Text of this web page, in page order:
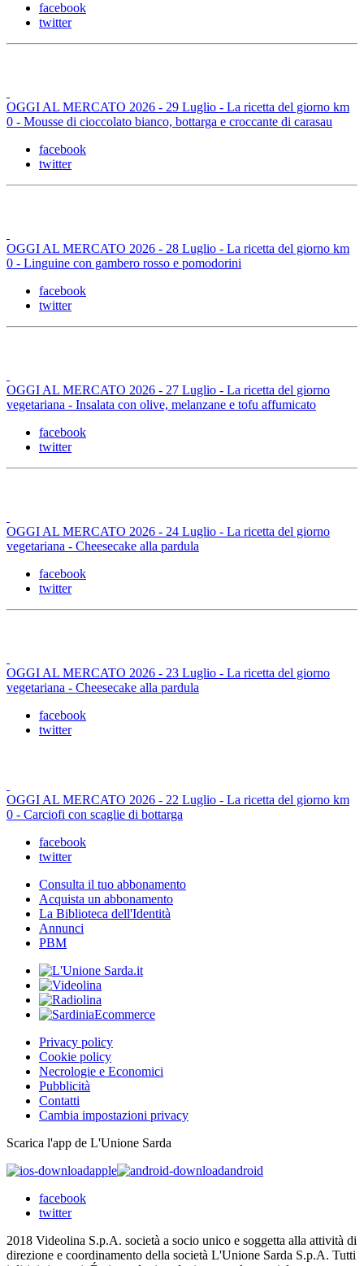
facebook
twitter
OGGI AL MERCATO 2026 - 29 Luglio - La ricetta del giorno km
0 - Mousse di cioccolato bianco, bottarga e croccante di carasau
facebook
twitter
OGGI AL MERCATO 2026 - 28 Luglio - La ricetta del giorno km
0 - Linguine con gambero rosso e pomodorini
facebook
twitter
OGGI AL MERCATO 2026 - 27 Luglio - La ricetta del giorno
vegetariana - Insalata con olive, melanzane e tofu affumicato
facebook
twitter
OGGI AL MERCATO 2026 - 24 Luglio - La ricetta del giorno
vegetariana - Cheesecake alla pardula
facebook
twitter
OGGI AL MERCATO 2026 - 23 Luglio - La ricetta del giorno
vegetariana - Cheesecake alla pardula
facebook
twitter
OGGI AL MERCATO 2026 - 22 Luglio - La ricetta del giorno km
0 - Carciofi con scaglie di bottarga
facebook
twitter
Consulta il tuo abbonamento
Acquista un abbonamento
La Biblioteca dell'Identità
Annunci
PBM
Privacy policy
Cookie policy
Necrologie e Economici
Pubblicità
Contatti
Cambia impostazioni privacy
Scarica l'app de L'Unione Sarda
apple
android
facebook
twitter
2018 Videolina S.p.A. società a socio unico e soggetta alla attività di
direzione e coordinamento della società L'Unione Sarda S.p.A. Tutti